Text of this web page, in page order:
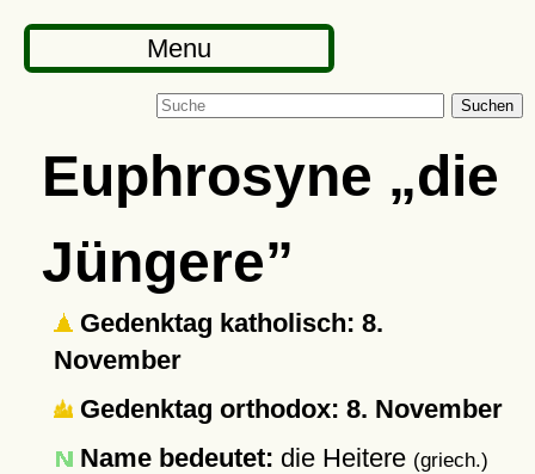
Menu
Suchen
Euphrosyne
die
Jüngere
Gedenktag katholisch: 8.
November
Gedenktag orthodox: 8. November
Name bedeutet: die Heitere (griech.)